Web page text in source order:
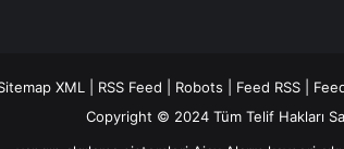
XML RSS Feed Robots Feed RSS|
Copyright © 2024 Tüm Telif Hakları